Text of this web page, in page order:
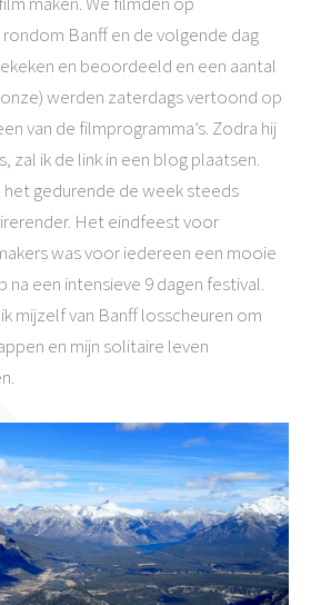
Banff en de volgende dag
en beoordeeld en een aantal
werden zaterdags vertoond op
van de filmprogramma’s. Zodra hij
zal ik de link in een blog plaatsen.
gedurende de week steeds
Het eindfeest voor
was voor iedereen een mooie
na een intensieve 9 dagen festival.
mijzelf van Banff losscheuren om
en mijn solitaire leven